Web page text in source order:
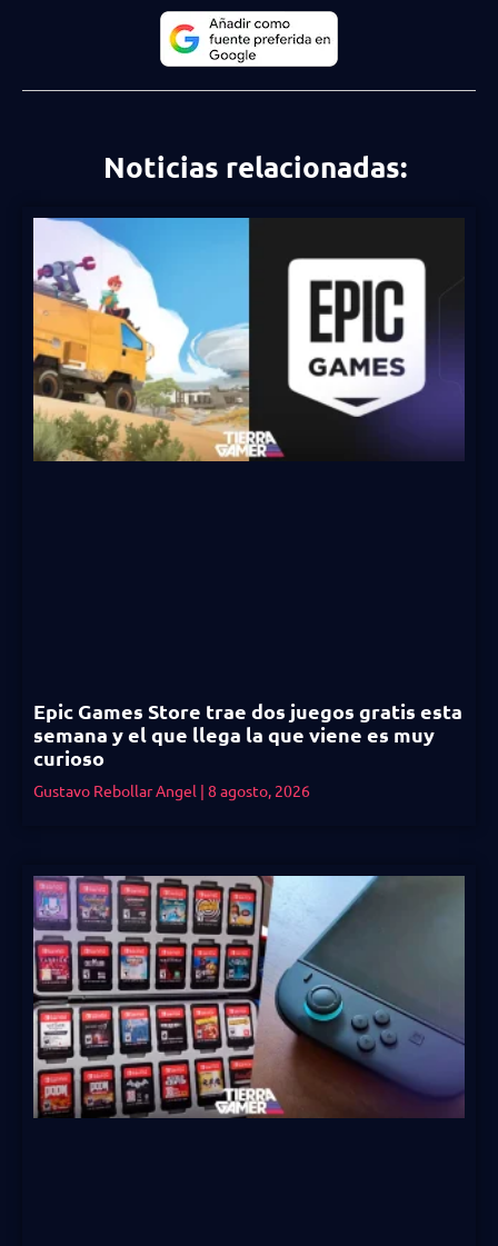
Noticias relacionadas:
Epic Games Store trae dos juegos gratis esta
semana y el que llega la que viene es muy
curioso
Gustavo Rebollar Angel 8 agosto, 2026